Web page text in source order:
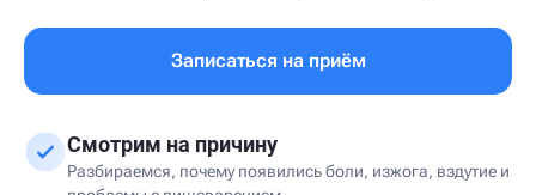
Записаться на приём
Смотрим на причину
Разбираемся, почему появились боли, изжога, вздутие и